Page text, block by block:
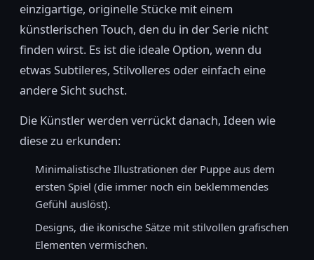
einzigartige, originelle Stücke mit einem
künstlerischen Touch, den du in der Serie nicht
finden wirst. Es ist die ideale Option, wenn du
etwas Subtileres, Stilvolleres oder einfach eine
andere Sicht suchst.
Die Künstler werden verrückt danach, Ideen wie
diese zu erkunden:
Minimalistische Illustrationen der Puppe aus dem
ersten Spiel (die immer noch ein beklemmendes
Gefühl auslöst).
Designs, die ikonische Sätze mit stilvollen grafischen
Elementen vermischen.